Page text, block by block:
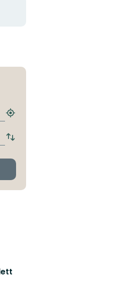
Hitta
hållplats
Byt
och